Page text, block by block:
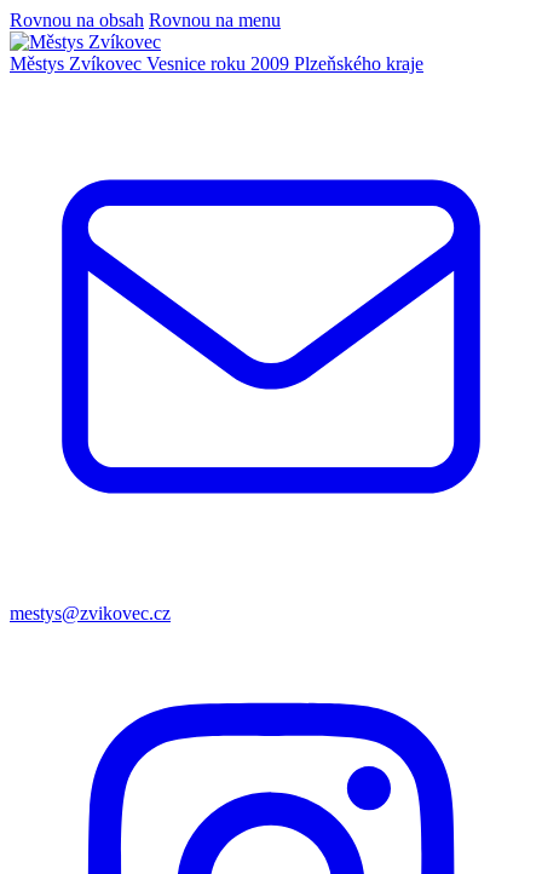
Rovnou na obsah Rovnou na menu
Městys Zvíkovec Vesnice roku 2009 Plzeňského kraje
mestys@zvikovec.cz